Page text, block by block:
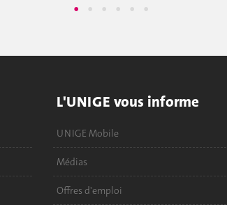
L'UNIGE vous informe
UNIGE Mobile
Médias
Offres d'emploi